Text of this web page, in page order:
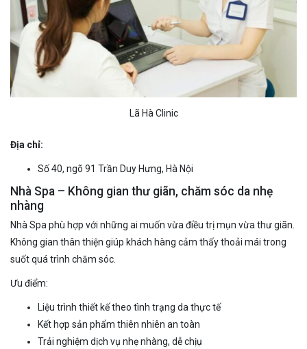
Lã Hà Clinic
Địa chỉ:
Số 40, ngõ 91 Trần Duy Hưng, Hà Nội
Nhà Spa – Không gian thư giãn, chăm sóc da nhẹ
nhàng
Nhà Spa phù hợp với những ai muốn vừa điều trị mụn vừa thư giãn.
Không gian thân thiện giúp khách hàng cảm thấy thoải mái trong
suốt quá trình chăm sóc.
Ưu điểm:
Liệu trình thiết kế theo tình trạng da thực tế
Kết hợp sản phẩm thiên nhiên an toàn
Trải nghiệm dịch vụ nhẹ nhàng, dễ chịụ